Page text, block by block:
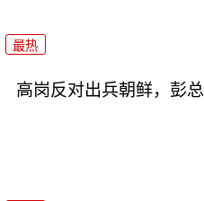
最热
高岗反对出兵朝鲜，彭